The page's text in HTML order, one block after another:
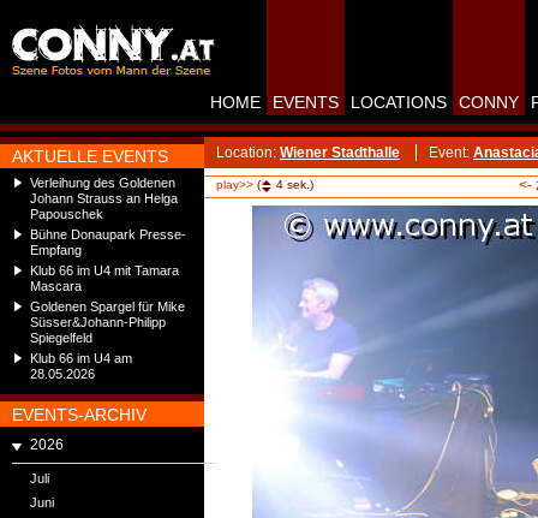
AKTUELLE EVENTS
Verleihung des Goldenen
Johann Strauss an Helga
Papouschek
Bühne Donaupark Presse-
Empfang
Klub 66 im U4 mit Tamara
Mascara
Goldenen Spargel für Mike
Süsser&Johann-Philipp
Spiegelfeld
Klub 66 im U4 am
28.05.2026
EVENTS-ARCHIV
2026
Juli
Juni
HOME EVENTS LOCATIONS CONNY
Location: Wiener Stadthalle Event:
play>> ( 4 sek.) <-